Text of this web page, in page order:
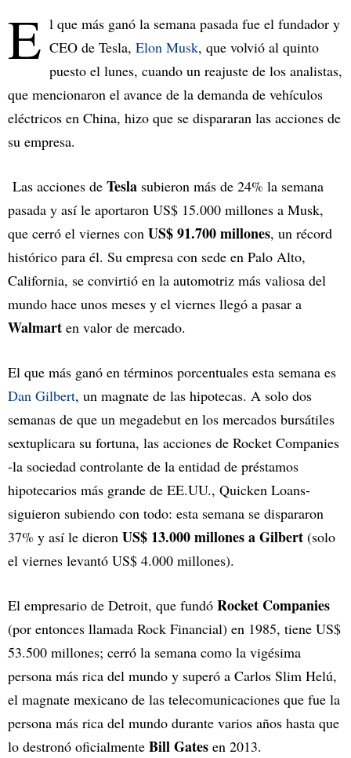
E l que más ganó la semana pasada fue el fundador y
CEO de Tesla, Elon Musk, que volvió al quinto
puesto el lunes, cuando un reajuste de los analistas,
que mencionaron el avance de la demanda de vehículos
eléctricos en China, hizo que se dispararan las acciones de
su empresa.
Las acciones de Tesla subieron más de 24% la semana
pasada y así le aportaron US$ 15.000 millones a Musk,
que cerró el viernes con US$ 91.700 millones, un récord
histórico para él. Su empresa con sede en Palo Alto,
California, se convirtió en la automotriz más valiosa del
mundo hace unos meses y el viernes llegó a pasar a
Walmart en valor de mercado.
El que más ganó en términos porcentuales esta semana es
Dan Gilbert, un magnate de las hipotecas. A solo dos
semanas de que un megadebut en los mercados bursátiles
sextuplicara su fortuna, las acciones de Rocket Companies
-la sociedad controlante de la entidad de préstamos
hipotecarios más grande de EE.UU., Quicken Loans-
siguieron subiendo con todo: esta semana se dispararon
37% y así le dieron US$ 13.000 millones a Gilbert (solo
el viernes levantó US$ 4.000 millones).
El empresario de Detroit, que fundó Rocket Companies
(por entonces llamada Rock Financial) en 1985, tiene US$
53.500 millones; cerró la semana como la vigésima
persona más rica del mundo y superó a Carlos Slim Helú,
el magnate mexicano de las telecomunicaciones que fue la
persona más rica del mundo durante varios años hasta que
lo destronó oficialmente Bill Gates en 2013.